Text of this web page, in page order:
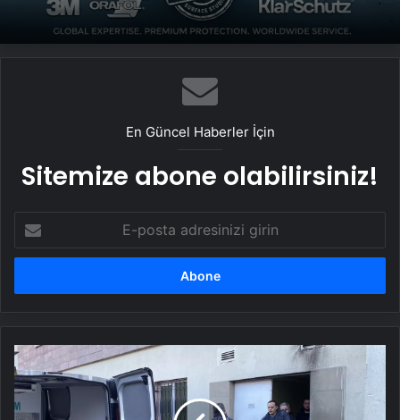
En Güncel Haberler İçin
Sitemize abone olabilirsiniz!
posta
adresinizi
Kayak
Kazasında
Hayatını
Kaybeden